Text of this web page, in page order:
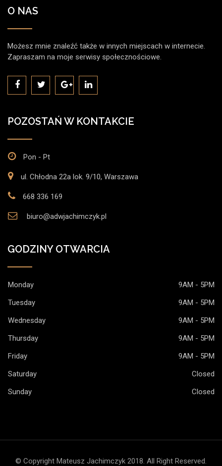
O NAS
Możesz mnie znaleźć także w innych miejscach w internecie.
Zapraszam na moje serwisy społecznościowe.
POZOSTAŃ W KONTAKCIE
Pon - Pt
ul. Chłodna 22a lok. 9/10, Warszawa
668 336 169
biuro@adwjachimczyk.pl
GODZINY OTWARCIA
Monday
9AM - 5PM
Tuesday
9AM - 5PM
Wednesday
9AM - 5PM
Thursday
9AM - 5PM
Friday
9AM - 5PM
Saturday
Closed
Sunday
Closed
© Copyright Mateusz Jachimczyk 2018. All Right Reserved.